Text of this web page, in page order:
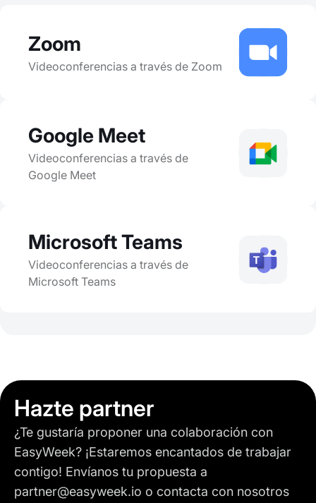
Zoom
Videoconferencias a través de Zoom
Google Meet
Videoconferencias a través de
Google Meet
Microsoft Teams
Videoconferencias a través de
Microsoft Teams
Hazte partner
¿Te gustaría proponer una colaboración con
EasyWeek? ¡Estaremos encantados de trabajar
contigo! Envíanos tu propuesta a
partner@easyweek.io o contacta con nosotros